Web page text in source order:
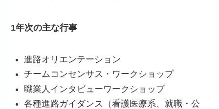
1年次の主な行事
進路オリエンテーション
チームコンセンサス・ワークショップ
職業人インタビューワークショップ
各種進路ガイダンス（看護医療系、就職・公